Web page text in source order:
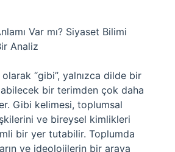
Var mı? Siyaset Bilimi
Analiz
“gibi”, yalnızca dilde bir
bir terimden çok daha
Gibi kelimesi, toplumsal
ve bireysel kimlikleri
bir yer tutabilir. Toplumda
ve ideolojilerin bir araya